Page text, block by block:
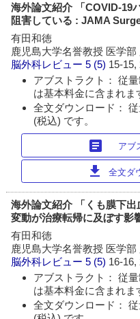
海外論文紹介 「COVID-19
阻害している : JAMA
有田和徳
鹿児島大学名誉教授 医学部
脳外科レビュー 5 (5) 15-15,
アブストラクト： 従
は基本料金に含まれま
全文ダウンロード：
(税込) です。
article アブ
download 全文ダ
海外論文紹介 「くも膜下
変動が治療転帰に及ぼす影
有田和徳
鹿児島大学名誉教授 医学部
脳外科レビュー 5 (5) 16-16,
アブストラクト： 従
は基本料金に含まれま
全文ダウンロード：